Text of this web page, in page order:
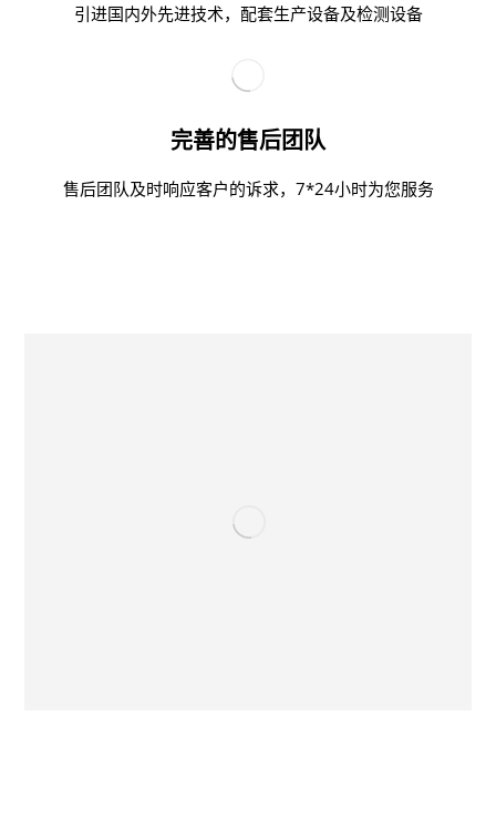
引进国内外先进技术，配套生产设备及检测设备
完善的售后团队
售后团队及时响应客户的诉求，7*24小时为您服务